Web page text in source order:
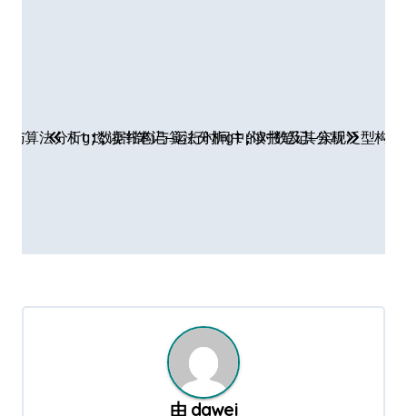
lt;数据结构与算法分析gt;读书笔记–实现泛型构
算法分析gt;读书笔记–运行时间中的对数及其分析
由 dawei